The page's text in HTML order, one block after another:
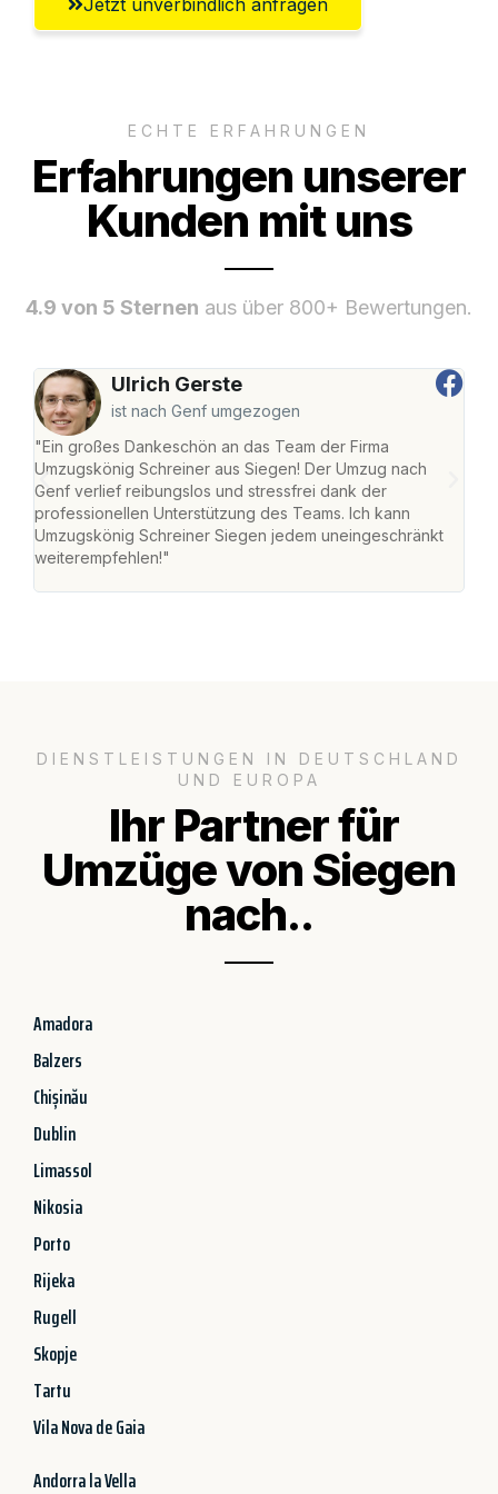
ECHTE ERFAHRUNGEN
Erfahrungen unserer
Kunden mit uns
4.9 von 5 Sternen aus über 800+ Bewertungen.
Ulrich Gerste
ist nach Genf umgezogen
"Ein großes Dankeschön an das Team der Firma
Umzugskönig Schreiner aus Siegen! Der Umzug nach
Genf verlief reibungslos und stressfrei dank der
professionellen Unterstützung des Teams. Ich kann
Umzugskönig Schreiner Siegen jedem uneingeschränkt
weiterempfehlen!"
DIENSTLEISTUNGEN IN DEUTSCHLAND
UND EUROPA
Ihr Partner für
Umzüge von Siegen
nach..
Amadora
Balzers
Chișinău
Dublin
Limassol
Nikosia
Porto
Rijeka
Rugell
Skopje
Tartu
Vila Nova de Gaia
Andorra la Vella